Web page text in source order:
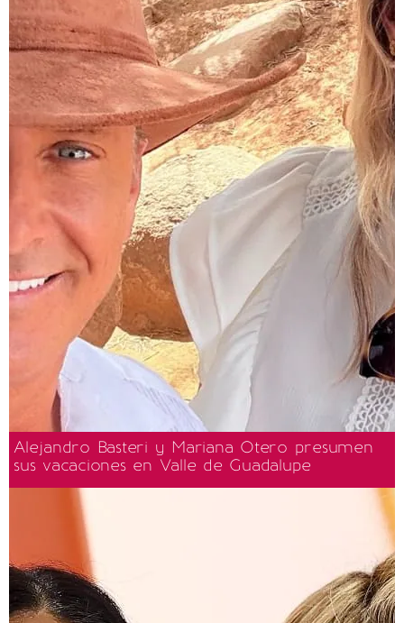
Alejandro Basteri y Mariana Otero presumen
sus vacaciones en Valle de Guadalupe